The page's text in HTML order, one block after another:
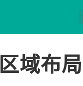
域布局